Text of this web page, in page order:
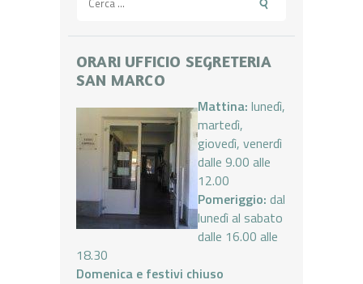
per:
ORARI UFFICIO SEGRETERIA
SAN MARCO
Mattina: lunedì,
martedì,
giovedì, venerdì
dalle 9.00 alle
12.00
Pomeriggio: dal
lunedì al sabato
dalle 16.00 alle
18.30
Domenica e festivi chiuso